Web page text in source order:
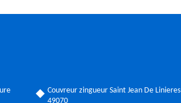
Couvreur zingueur Saint Jean De Linieres
49070